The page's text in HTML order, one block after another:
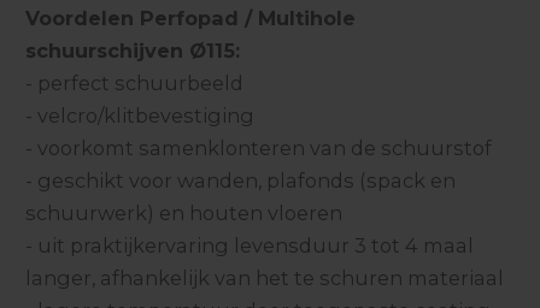
Voordelen Perfopad / Multihole
schuurschijven Ø115:
- perfect schuurbeeld
- velcro/klitbevestiging
- voorkomt samenklonteren van de schuurstof
- geschikt voor wanden, plafonds (spack en
schuurwerk) en houten vloeren
- uit praktijkervaring levensduur 3 tot 4 maal
langer, afhankelijk van het te schuren materiaal